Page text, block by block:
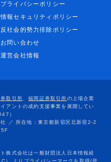
プライバシーポリシー
情報セキュリティポリシー
反社会的勢力排除ポリシー
お問い合わせ
運営会社情報